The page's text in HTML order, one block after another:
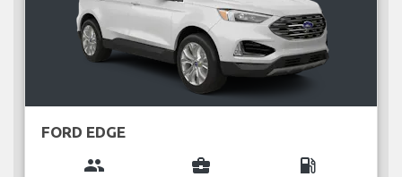
FORD EDGE
group business_center local_gas_station